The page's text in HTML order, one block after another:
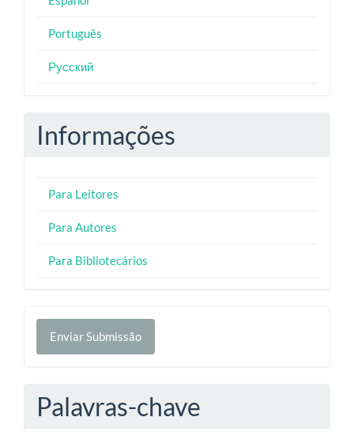
Português
Русский
Informações
Para Leitores
Para Autores
Para Bibliotecários
Enviar
Submissão
Enviar Submissão
Palavras-chave